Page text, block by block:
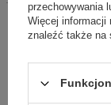
przechowywania
Więcej informacji
znaleźć także na